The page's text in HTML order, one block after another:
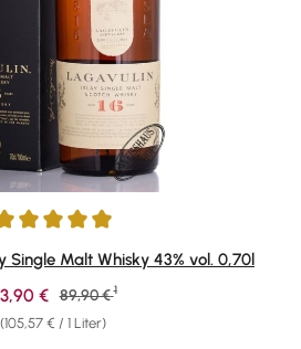
von 4.95 von 5 Sternen
Single Malt Whisky 43% vol. 0,70l
(105,57 € / 1 Liter)
Verkaufspreis:
€ Regulärer Preis:
89,90 € 1